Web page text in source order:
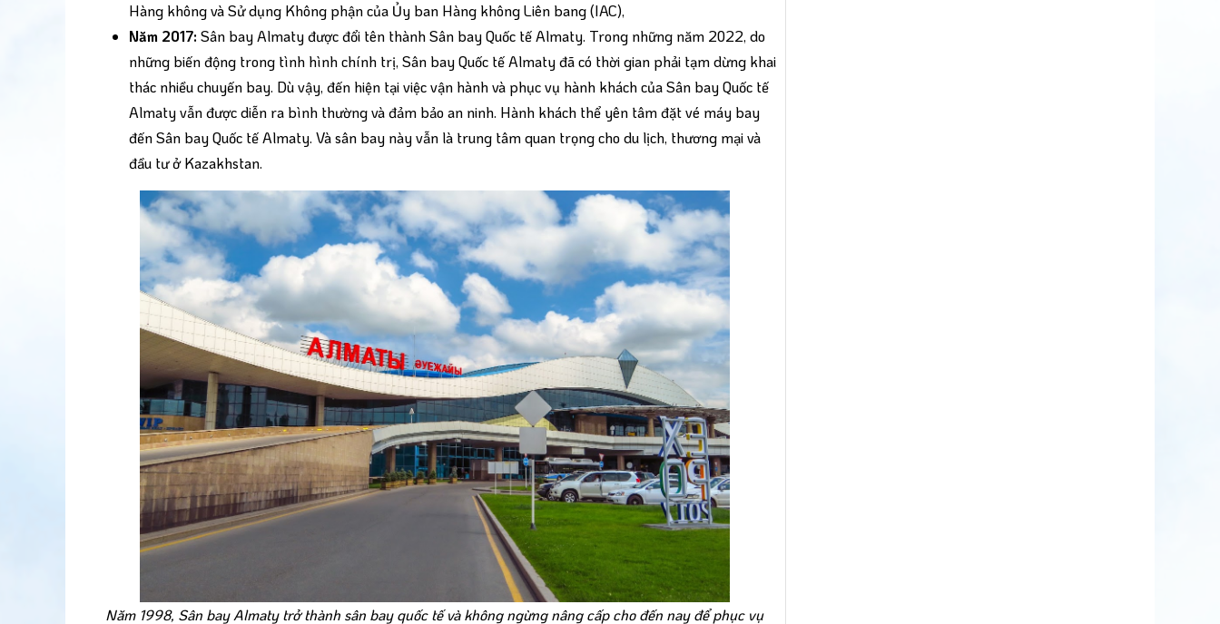
Hàng không và Sử dụng Không phận của Ủy ban Hàng không Liên bang (IAC),
Năm 2017: Sân bay Almaty được đổi tên thành Sân bay Quốc tế Almaty. Trong những năm 2022, do
những biến động trong tình hình chính trị, Sân bay Quốc tế Almaty đã có thời gian phải tạm dừng khai
thác nhiều chuyến bay. Dù vậy, đến hiện tại việc vận hành và phục vụ hành khách của Sân bay Quốc tế
Almaty vẫn được diễn ra bình thường và đảm bảo an ninh. Hành khách thể yên tâm đặt vé máy bay
đến Sân bay Quốc tế Almaty. Và sân bay này vẫn là trung tâm quan trọng cho du lịch, thương mại và
đầu tư ở Kazakhstan.
Năm 1998, Sân bay Almaty trở thành sân bay quốc tế và không ngừng nâng cấp cho đến nay để phục vụ